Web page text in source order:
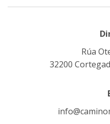
Rúa
32200